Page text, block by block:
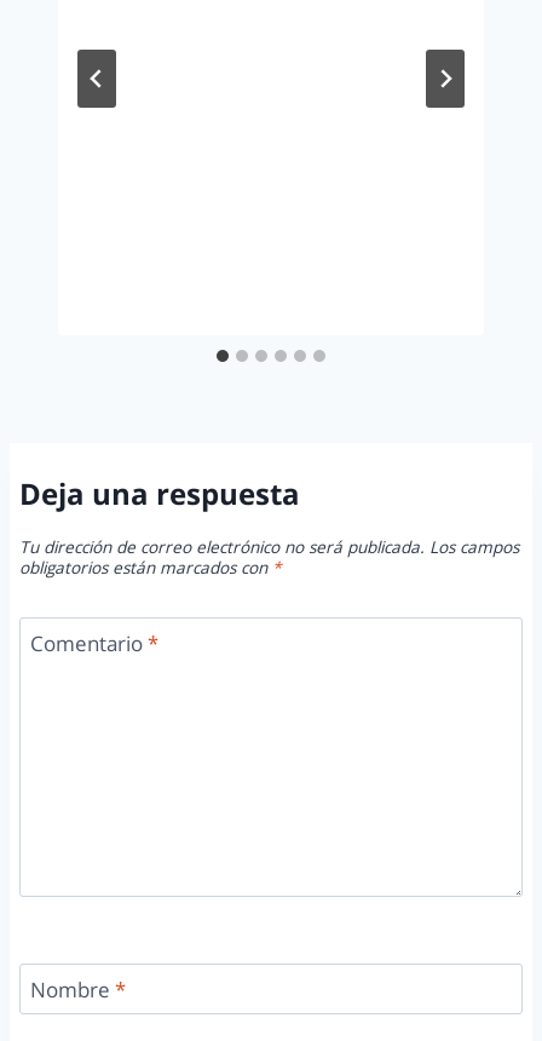
Deja una respuesta
Tu dirección de correo electrónico no será publicada. Los campos
obligatorios están marcados con *
Comentario*
Nombre *